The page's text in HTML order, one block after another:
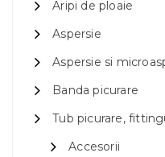
Aripi de ploaie
Aspersie
Aspersie si
Banda picurare
Tub picurare,
Accesorii